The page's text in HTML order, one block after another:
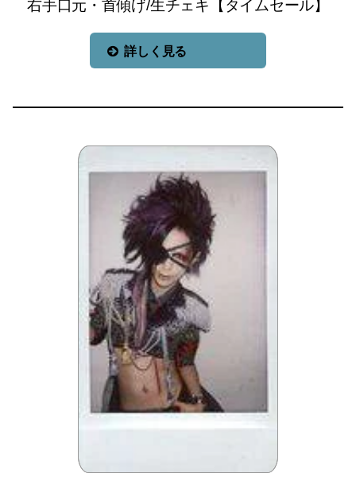
右手口元・首傾げ/生チェキ【タイムセール】
詳しく見る